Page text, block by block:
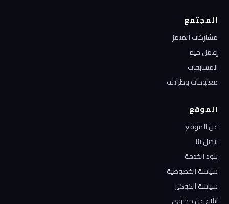
المجتمع
مشاركات الميمز
إعمل ميم
المسابقات
معلومات وطرائف
الموقع
عن الموقع
اتصل بنا
بنود الخدمة
سياسة الخصوصية
سياسة الكوكيز
إبلاغ عن محتوى